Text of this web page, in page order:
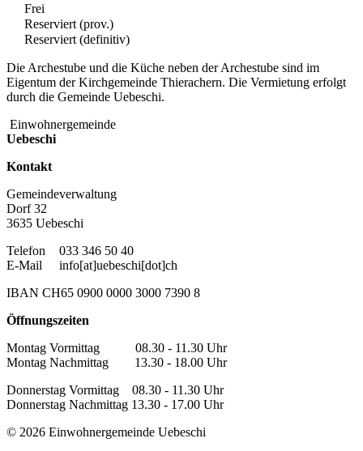
Frei
Reserviert (prov.)
Reserviert (definitiv)
Die Archestube und die Küche neben der Archestube sind im
Eigentum der Kirchgemeinde Thierachern. Die Vermietung erfolgt
durch die Gemeinde Uebeschi.
Einwohnergemeinde
Uebeschi
Kontakt
Gemeindeverwaltung
Dorf 32
3635 Uebeschi
Telefon
033 346 50 40
E-Mail
info[at]uebeschi[dot]ch
IBAN CH65 0900 0000 3000 7390 8
Öffnungszeiten
Montag Vormittag 08.30 - 11.30 Uhr
Montag Nachmittag 13.30 - 18.00 Uhr
Donnerstag Vormittag 08.30 - 11.30 Uhr
Donnerstag Nachmittag 13.30 - 17.00 Uhr
© 2026 Einwohnergemeinde Uebeschi